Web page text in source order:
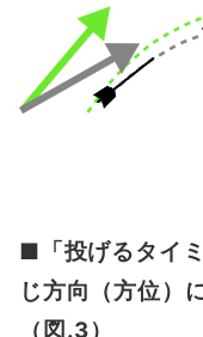
■「投げるタイ
じ方向（方位）
（図.3）